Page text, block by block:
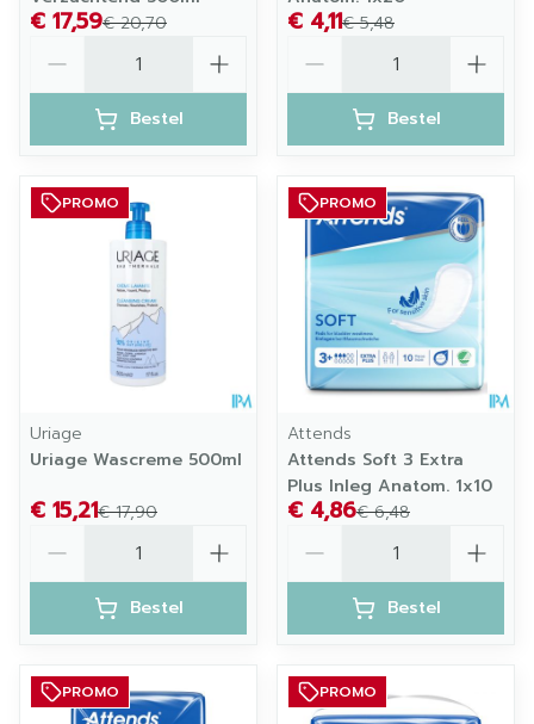
€ 20,70
€ 17,59
Bestel
€ 5,48
€ 4,11
Bestel
PROMO
Uriage
Uriage Wascreme 500ml
€ 17,90
€ 15,21
Bestel
PROMO
Attends
Attends Soft 3 Extra
Plus Inleg Anatom. 1x10
€ 6,48
€ 4,86
Bestel
PROMO PROMO